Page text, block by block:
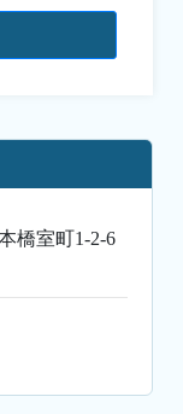
橋室町1-2-6